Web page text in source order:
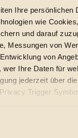
Ihre persönlichen
wie
und darauf
Messungen von
von
wer Ihre Daten für
jederzeit über
Trigger
gerne: